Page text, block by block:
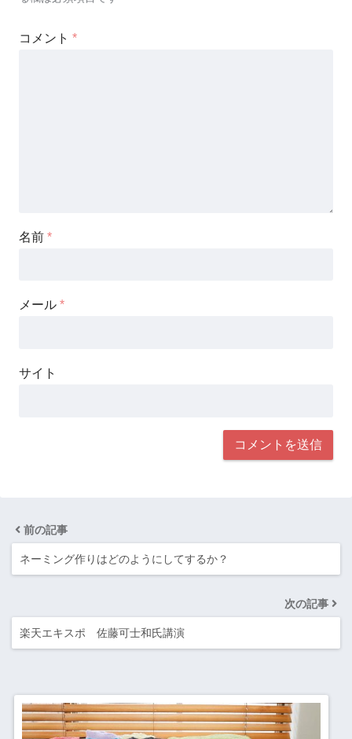
コメント *
名前 *
メール *
サイト
前の記事
ネーミング作りはどのようにしてするか？
次の記事
楽天エキスポ 佐藤可士和氏講演